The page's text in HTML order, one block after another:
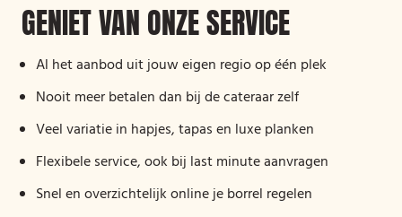
GENIET VAN ONZE SERVICE
Al het aanbod uit jouw eigen regio op één plek
Nooit meer betalen dan bij de cateraar zelf
Veel variatie in hapjes, tapas en luxe planken
Flexibele service, ook bij last minute aanvragen
Snel en overzichtelijk online je borrel regelen